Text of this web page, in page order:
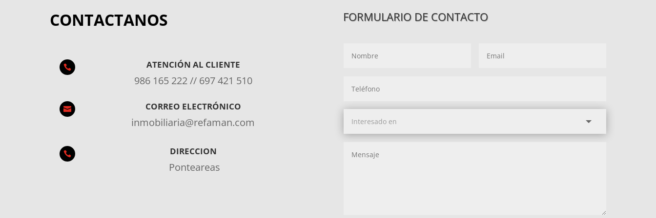
CONTACTANOS
 ATENCIÓN AL CLIENTE
986 165 222 // 697 421 510
 CORREO ELECTRÓNICO
inmobiliaria@refaman.com
 DIRECCION
Ponteareas
FORMULARIO DE CONTACTO